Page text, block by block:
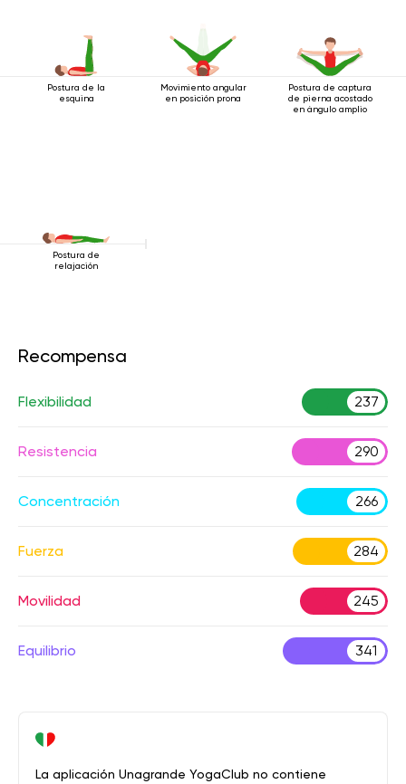
Postura de la
esquina
Movimiento angular
en posición prona
Postura de captura
de pierna acostado
en ángulo amplio
Postura de
relajación
Recompensa
Flexibilidad 237
Resistencia 290
Concentración 266
Fuerza 284
Movilidad 245
Equilibrio 341
La aplicación Unagrande YogaClub no contiene